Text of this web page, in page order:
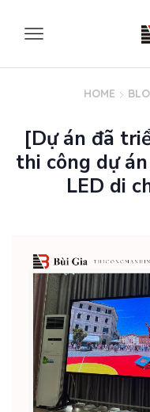
HOME
[Dự án đã
thi công dự
LED di